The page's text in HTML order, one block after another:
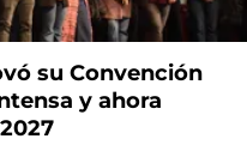
su Convención
y ahora